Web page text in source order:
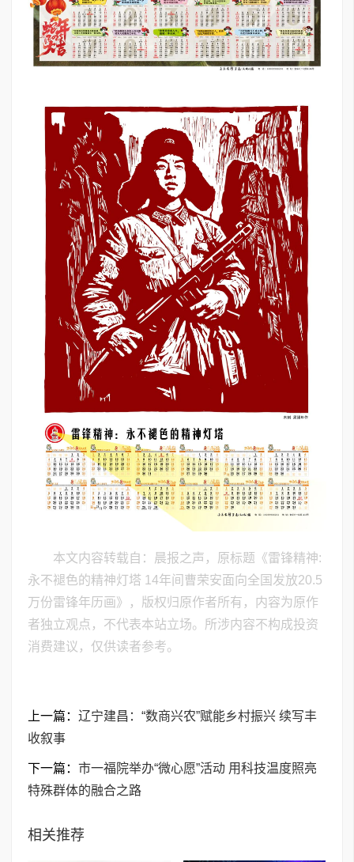
本文内容转载自：晨报之声，原标题《雷锋精神:
永不褪色的精神灯塔 ​14年间曹荣安面向全国发放20.5
万份雷锋年历画》，版权归原作者所有，内容为原作
者独立观点，不代表本站立场。所涉内容不构成投资
消费建议，仅供读者参考。
上一篇： 辽宁建昌：“数商兴农”赋能乡村振兴 续写丰
收叙事
下一篇： 市一福院举办“微心愿”活动 用科技温度照亮
特殊群体的融合之路
相关推荐